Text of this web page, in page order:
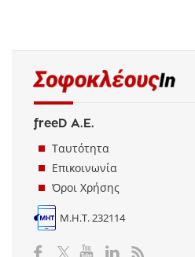
freeD Α.Ε.
Ταυτότητα
Επικοινωνία
Όροι Χρήσης